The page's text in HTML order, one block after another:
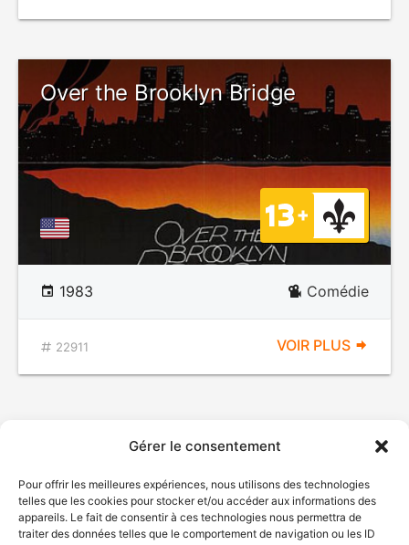
Gérer le consentement
Pour offrir les meilleures expériences, nous utilisons des technologies
telles que les cookies pour stocker et/ou accéder aux informations des
appareils. Le fait de consentir à ces technologies nous permettra de
traiter des données telles que le comportement de navigation ou les ID
Over the Brooklyn Bridge
1983 Comédie
22911 VOIR PLUS